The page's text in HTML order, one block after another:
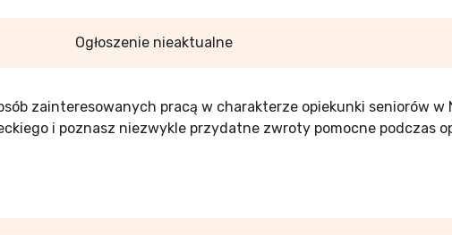
Ogłoszenie nieaktualne
zainteresowanych pracą w charakterze opiekunki seniorów w
i poznasz niezwykle przydatne zwroty pomocne podczas